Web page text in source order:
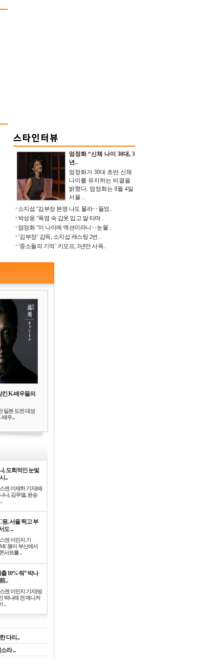
엄정화 “신체 나이 30대, 3
년..
엄정화가 30대 초반 신체
나이를 유지하는 비결을
밝혔다. 엄정화는 8월 4일
서울 ..
소지섭 “김부장 본명 나도 몰라‥들었..
박성웅 “폭염 속 갑옷 입고 말 타며 ..
엄정화 “이 나이에 액션이라니‥눈물 ..
‘김부장’ 감독, 소지섭 캐스팅 2번 ..
‘중소돌의 기적’ 키오프, 3년만 사옥..
킨 K-배우들의
일본 도전 대성
우...
, 도회적인 눈빛
...
엔 이재하 기자]배
나, 김무열, 윤승
, 서울 찍고 부
도 ...
엔 이민지 기
몽이 부산에서
서트를 ..
10% 줘” 박나
...
엔 이민지 기자]방
박나래 전 매니저
..
다리...
라 ...